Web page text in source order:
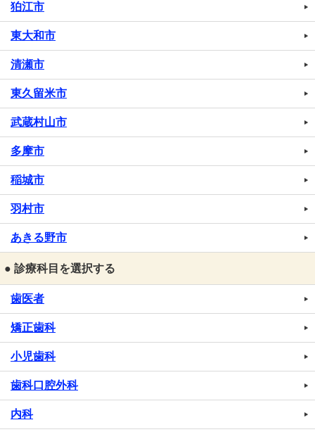
狛江市
東大和市
清瀬市
東久留米市
武蔵村山市
多摩市
稲城市
羽村市
あきる野市
● 診療科目を選択する
歯医者
矯正歯科
小児歯科
歯科口腔外科
内科